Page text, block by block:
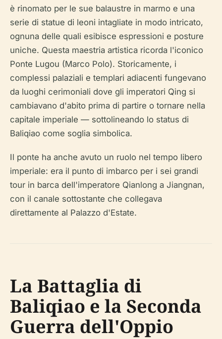
è rinomato per le sue balaustre in marmo e una
serie di statue di leoni intagliate in modo intricato,
ognuna delle quali esibisce espressioni e posture
uniche. Questa maestria artistica ricorda l'iconico
Ponte Lugou (Marco Polo). Storicamente, i
complessi palaziali e templari adiacenti fungevano
da luoghi cerimoniali dove gli imperatori Qing si
cambiavano d'abito prima di partire o tornare nella
capitale imperiale — sottolineando lo status di
Baliqiao come soglia simbolica.
Il ponte ha anche avuto un ruolo nel tempo libero
imperiale: era il punto di imbarco per i sei grandi
tour in barca dell'imperatore Qianlong a Jiangnan,
con il canale sottostante che collegava
direttamente al Palazzo d'Estate.
La Battaglia di
Baliqiao e la Seconda
Guerra dell'Oppio